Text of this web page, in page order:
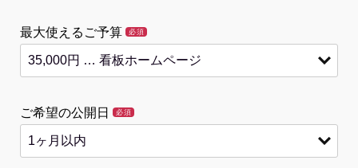
最大使えるご予算 必須
ご希望の公開日 必須